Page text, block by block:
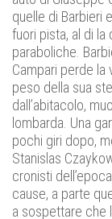
quelle di Barbieri
fuori pista, al di la
paraboliche.
Campari perde la
peso della sua
dall’abitacolo,
lombarda. Una
pochi giri dopo,
Stanislas
cronisti
cause, a parte
a sospettare che